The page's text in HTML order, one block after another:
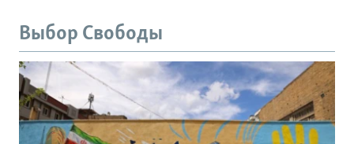
Выбор Свободы